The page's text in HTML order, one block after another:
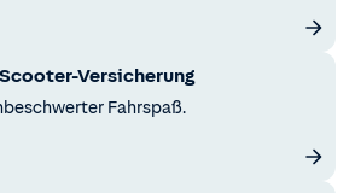
Versicherung
Fahrspaß.